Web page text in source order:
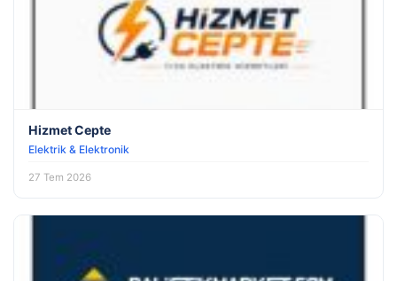
Hizmet Cepte
Elektrik & Elektronik
27 Tem 2026